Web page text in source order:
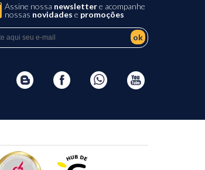
Assine nossa newslettere acompanhe
nossas novidades e promoções
ok